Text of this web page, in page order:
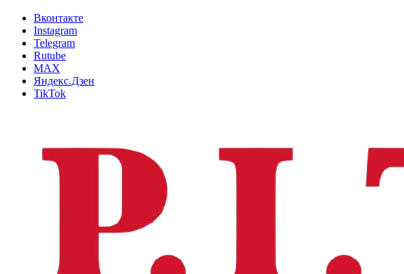
Вконтакте
Instagram
Telegram
Rutube
MAX
Яндекс.Дзен
TikTok